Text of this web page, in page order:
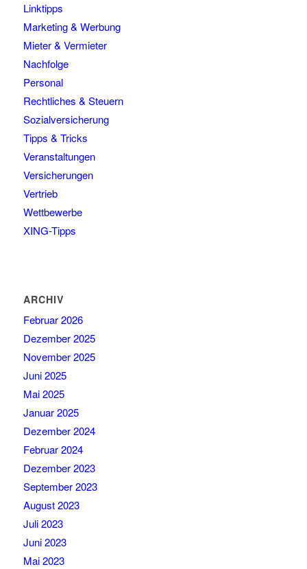
Linktipps
Marketing & Werbung
Mieter & Vermieter
Nachfolge
Personal
Rechtliches & Steuern
Sozialversicherung
Tipps & Tricks
Veranstaltungen
Versicherungen
Vertrieb
Wettbewerbe
XING-Tipps
ARCHIV
Februar 2026
Dezember 2025
November 2025
Juni 2025
Mai 2025
Januar 2025
Dezember 2024
Februar 2024
Dezember 2023
September 2023
August 2023
Juli 2023
Juni 2023
Mai 2023